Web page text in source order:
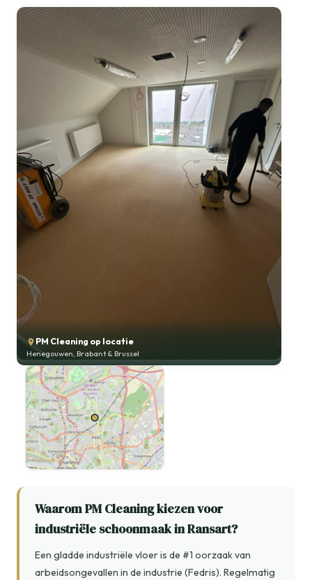
PM Cleaning op locatie
Henegouwen, Brabant & Brussel
Waarom PM Cleaning kiezen voor
industriële schoonmaak in Ransart?
Een gladde industriële vloer is de #1 oorzaak van
arbeidsongevallen in de industrie (Fedris). Regelmatig